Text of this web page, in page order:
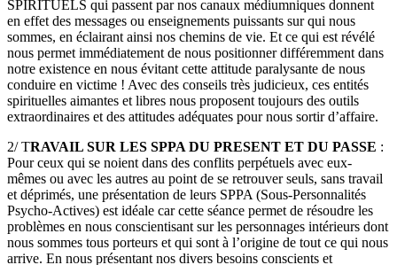
SPIRITUELS qui passent par nos canaux médiumniques donnent
en effet des messages ou enseignements puissants sur qui nous
sommes, en éclairant ainsi nos chemins de vie. Et ce qui est révélé
nous permet immédiatement de nous positionner différemment dans
notre existence en nous évitant cette attitude paralysante de nous
conduire en victime ! Avec des conseils très judicieux, ces entités
spirituelles aimantes et libres nous proposent toujours des outils
extraordinaires et des attitudes adéquates pour nous sortir d’affaire.
2/ TRAVAIL SUR LES SPPA DU PRESENT ET DU PASSE :
Pour ceux qui se noient dans des conflits perpétuels avec eux-
mêmes ou avec les autres au point de se retrouver seuls, sans travail
et déprimés, une présentation de leurs SPPA (Sous-Personnalités
Psycho-Actives) est idéale car cette séance permet de résoudre les
problèmes en nous conscientisant sur les personnages intérieurs dont
nous sommes tous porteurs et qui sont à l’origine de tout ce qui nous
arrive. En nous présentant nos divers besoins conscients et